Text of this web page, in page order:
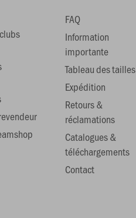
FAQ
Information
importante
Tableau des tailles
Expédition
Retours &
réclamations
Catalogues &
téléchargements
Contact